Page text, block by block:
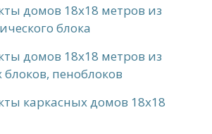
домов 18x18 метров из
блока
домов 18x18 метров из
пеноблоков
каркасных домов 18x18